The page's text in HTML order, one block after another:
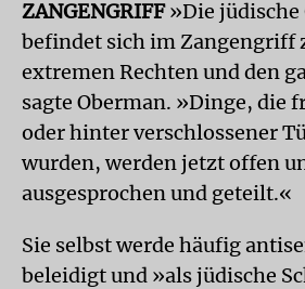
ZANGENGRIFF»Die jüdische
befindet sich im Zangengriff
extremen Rechten und den
sagte Oberman. »Dinge, die
oder hinter verschlossener
wurden, werden jetzt offen
ausgesprochen und geteilt.«
Sie selbst werde häufig
beleidigt und »als jüdische